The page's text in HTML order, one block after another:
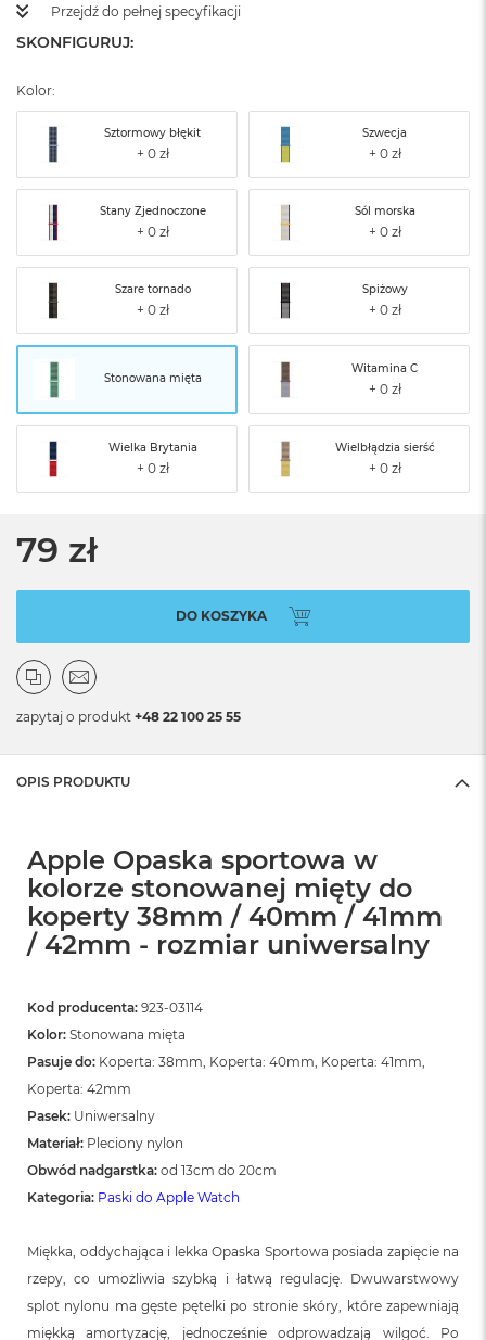
Przejdź do pełnej specyfikacji
SKONFIGURUJ:
Kolor:
Sztormowy błękit Szwecja
Stany Zjednoczone Sól morska
Szare tornado Spiżowy
Stonowana mięta
Witamina C
Wielka Brytania Wielbłądzia sierść
79 zł
DO KOSZYKA
zapytaj o produkt +48 22 100 25 55
OPIS PRODUKTU
Apple Opaska sportowa w
kolorze stonowanej mięty do
koperty 38mm / 40mm / 41mm
/ 42mm - rozmiar uniwersalny
Kod producenta: 923-03114
Kolor: Stonowana mięta
Pasuje do: Koperta: 38mm, Koperta: 40mm, Koperta: 41mm,
Koperta: 42mm
Pasek: Uniwersalny
Materiał: Pleciony nylon
Obwód nadgarstka: od 13cm do 20cm
Kategoria: Paski do Apple Watch
Miękka, oddychająca i lekka Opaska Sportowa posiada zapięcie na
rzepy, co umożliwia szybką i łatwą regulację. Dwuwarstwowy
splot nylonu ma gęste pętelki po stronie skóry, które zapewniają
miękką amortyzację, jednocześnie odprowadzają wilgoć. Po